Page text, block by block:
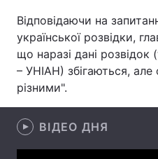
Зброя
Здоров'я
Екологія
Відповідаючи на
української розвідки,
що наразі дані розвідок
– УНІАН) збігаються,
різними".
ВІДЕО ДНЯ